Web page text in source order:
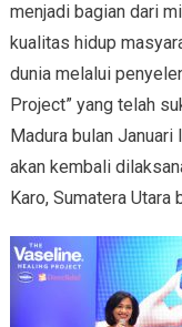
menjadi bagian dari
kualitas hidup
dunia melalui
Project” yang telah
Madura bulan Januari
akan kembali
Karo, Sumatera Utara